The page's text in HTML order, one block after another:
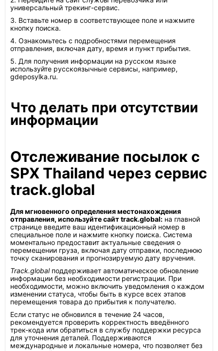
универсальный трекинг-сервис.
3. Вставьте номер в соответствующее поле и нажмите
кнопку поиска.
4. Ознакомьтесь с подробностями перемещения
отправления, включая дату, время и пункт прибытия.
5. Для получения информации на русском языке
используйте русскоязычные сервисы, например,
gdeposylka.ru.
Что делать при отсутствии
информации
Отслеживание посылок с
SPX Thailand через сервис
track.global
Для мгновенного определения местонахождения
отправления, используйте сайт track.global: на главной
странице введите ваш идентификационный номер в
специальное поле и нажмите кнопку поиска. Система
моментально предоставит актуальные сведения о
перемещении груза, включая дату отправки, последнюю
точку сканирования и прогнозируемую дату вручения.
Track.globalподдерживает автоматическое обновление
информации без необходимости регистрации. При
необходимости, можно включить уведомления о каждом
изменении статуса, чтобы быть в курсе всех этапов
перемещения товара до прибытия к получателю.
Если статус не обновился в течение 24 часов,
рекомендуется проверить корректность введённого
трек-кода или обратиться в службу поддержки ресурса
для уточнения деталей. Поддерживаются
международные и локальные номера, что позволяет без